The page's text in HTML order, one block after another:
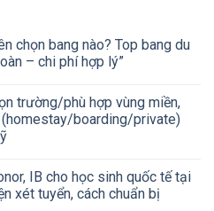
chọn bang nào? Top bang du
– chi phí hợp lý”
trường/phù hợp vùng miền,
(homestay/boarding/private)
IB cho học sinh quốc tế tại
xét tuyển, cách chuẩn bị